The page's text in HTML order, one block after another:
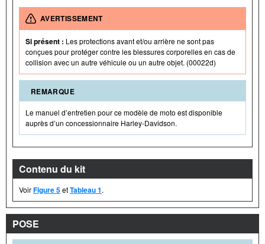
AVERTISSEMENT
Si présent : Les protections avant et/ou arrière ne sont pas
conçues pour protéger contre les blessures corporelles en cas de
collision avec un autre véhicule ou un autre objet. (00022d)
REMARQUE
Le manuel d’entretien pour ce modèle de moto est disponible
auprès d’un concessionnaire Harley-Davidson.
Contenu du kit
VoirFigure 5etTableau 1.
POSE